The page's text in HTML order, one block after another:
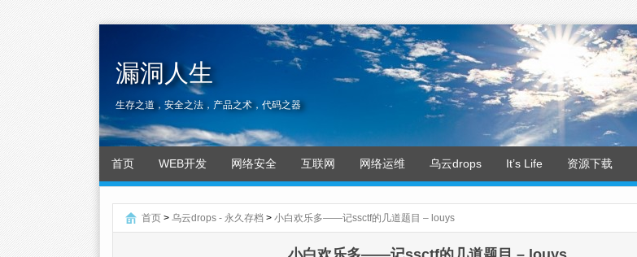
漏洞人生
生存之道，安全之法，产品之术，代码之器
首页 WEB开发 网络安全 互联网 网络运维 乌云drops It’s Life 资源下载
首页 > 乌云drops - 永久存档 > 小白欢乐多——记ssctf的几道题目 – louys